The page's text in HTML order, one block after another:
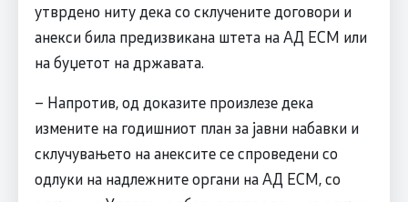
утврдено ниту дека со склучените договори и
анекси била предизвикана штета на АД ЕСМ или
на буџетот на државата.
– Напротив, од доказите произлезе дека
измените на годишниот план за јавни набавки и
склучувањето на анексите се спроведени со
одлуки на надлежните органи на АД ЕСМ, со